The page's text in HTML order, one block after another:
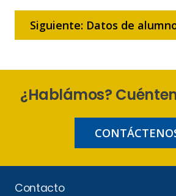
Siguiente: Datos de
¿Hablámos?
Contacto